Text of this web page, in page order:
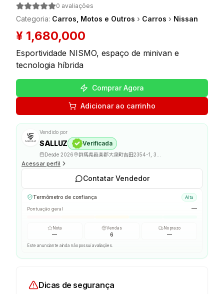
0 avaliações
Categoria: Carros, Motos e Outros › Carros › Nissan
¥ 1,680,000
Esportividade NISMO, espaço de minivan e
tecnologia híbrida
Comprar Agora
Adicionar ao carrinho
Vendido por
SALLUZ Verificada
Desde 2026
Acessar perfil
Contatar Vendedor
Termômetro de confiança Alta
Pontuação geral —
Nota
—
Vendas
6
No prazo
—
Este anunciante ainda não possui avaliações.
Dicas de segurança